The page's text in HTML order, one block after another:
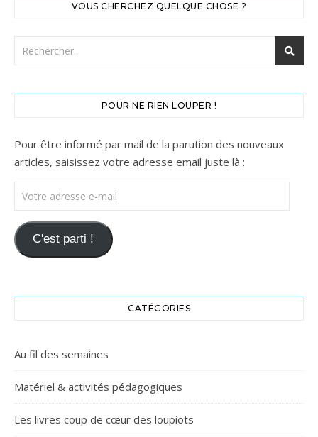
VOUS CHERCHEZ QUELQUE CHOSE ?
POUR NE RIEN LOUPER !
Pour être informé par mail de la parution des nouveaux
articles, saisissez votre adresse email juste là :
Votre adresse e-mail
C'est parti !
CATÉGORIES
Au fil des semaines
Matériel & activités pédagogiques
Les livres coup de cœur des loupiots